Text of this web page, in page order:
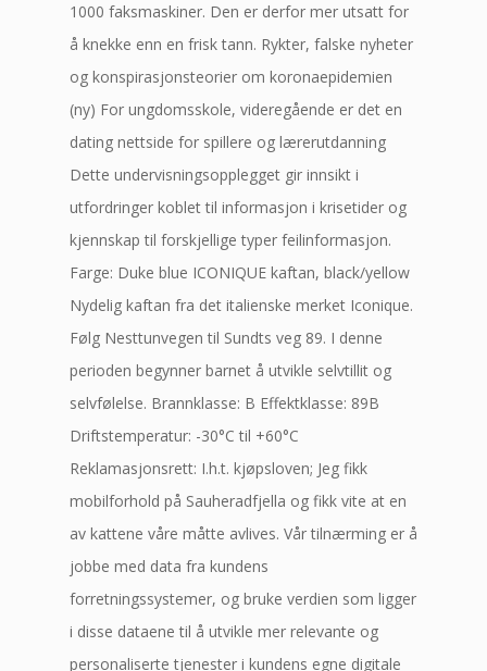
1000 faksmaskiner. Den er derfor mer utsatt for
å knekke enn en frisk tann. Rykter, falske nyheter
og konspirasjonsteorier om koronaepidemien
(ny) For ungdomsskole, videregående er det en
dating nettside for spillere og lærerutdanning
Dette undervisningsopplegget gir innsikt i
utfordringer koblet til informasjon i krisetider og
kjennskap til forskjellige typer feilinformasjon.
Farge: Duke blue ICONIQUE kaftan, black/yellow
Nydelig kaftan fra det italienske merket Iconique.
Følg Nesttunvegen til Sundts veg 89. I denne
perioden begynner barnet å utvikle selvtillit og
selvfølelse. Brannklasse: B Effektklasse: 89B
Driftstemperatur: -30°C til +60°C
Reklamasjonsrett: I.h.t. kjøpsloven; Jeg fikk
mobilforhold på Sauheradfjella og fikk vite at en
av kattene våre måtte avlives. Vår tilnærming er å
jobbe med data fra kundens
forretningssystemer, og bruke verdien som ligger
i disse dataene til å utvikle mer relevante og
personaliserte tjenester i kundens egne digitale